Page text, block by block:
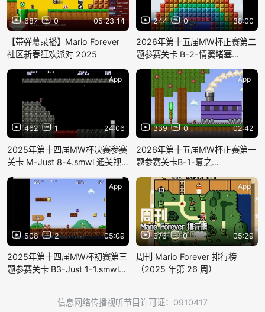
687 0 05:23:14
【带弹幕录播】Mario Forever
社区新春狂欢派对 2025
244 0 38:00
2026年第十五届MW杯正赛第二
题参赛关卡 B-2-情窦堵塞
462 1 24:06
App
2025年第十四届MW杯决赛参赛
关卡 M-Just 8-4.smwl 通关视
339 0 02:42
App
2026年第十五届MW杯正赛第一
题参赛关卡B-1-夏之
508 2 05:09
App
2025年第十四届MW杯初赛第三
题参赛关卡 B3-Just 1-1.smwl
676 0 05:29
App
周刊 Mario Forever 排行榜
（2025 年第 26 周）
信息网络传播视听节目许可证：0910417